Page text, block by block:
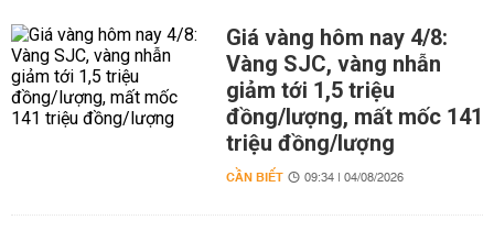
Giá vàng hôm nay 4/8:
Vàng SJC, vàng nhẫn
giảm tới 1,5 triệu
đồng/lượng, mất mốc 141
triệu đồng/lượng
CẦN BIẾT 09:34 | 04/08/2026